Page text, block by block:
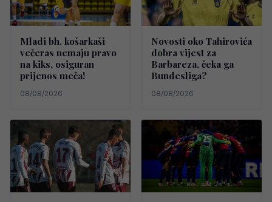
Mladi bh. košarkaši
večeras nemaju pravo
na kiks, osiguran
prijenos meča!
08/08/2026
Novosti oko Tahirovića
dobra vijest za
Barbareza, čeka ga
Bundesliga?
08/08/2026